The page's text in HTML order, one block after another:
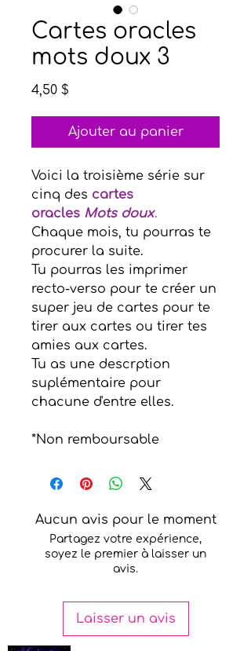
Cartes oracles
mots doux 3
4,50 $
Ajouter au panier
Voici la troisième série sur
cinq des cartes
oracles Mots doux.
Chaque mois, tu pourras te
procurer la suite.
Tu pourras les imprimer
recto-verso pour te créer un
super jeu de cartes pour te
tirer aux cartes ou tirer tes
amies aux cartes.
Tu as une descrption
suplémentaire pour
chacune d'entre elles.
*Non remboursable
Aucun avis pour le moment
Partagez votre expérience,
soyez le premier à laisser un
avis.
Laisser un avis